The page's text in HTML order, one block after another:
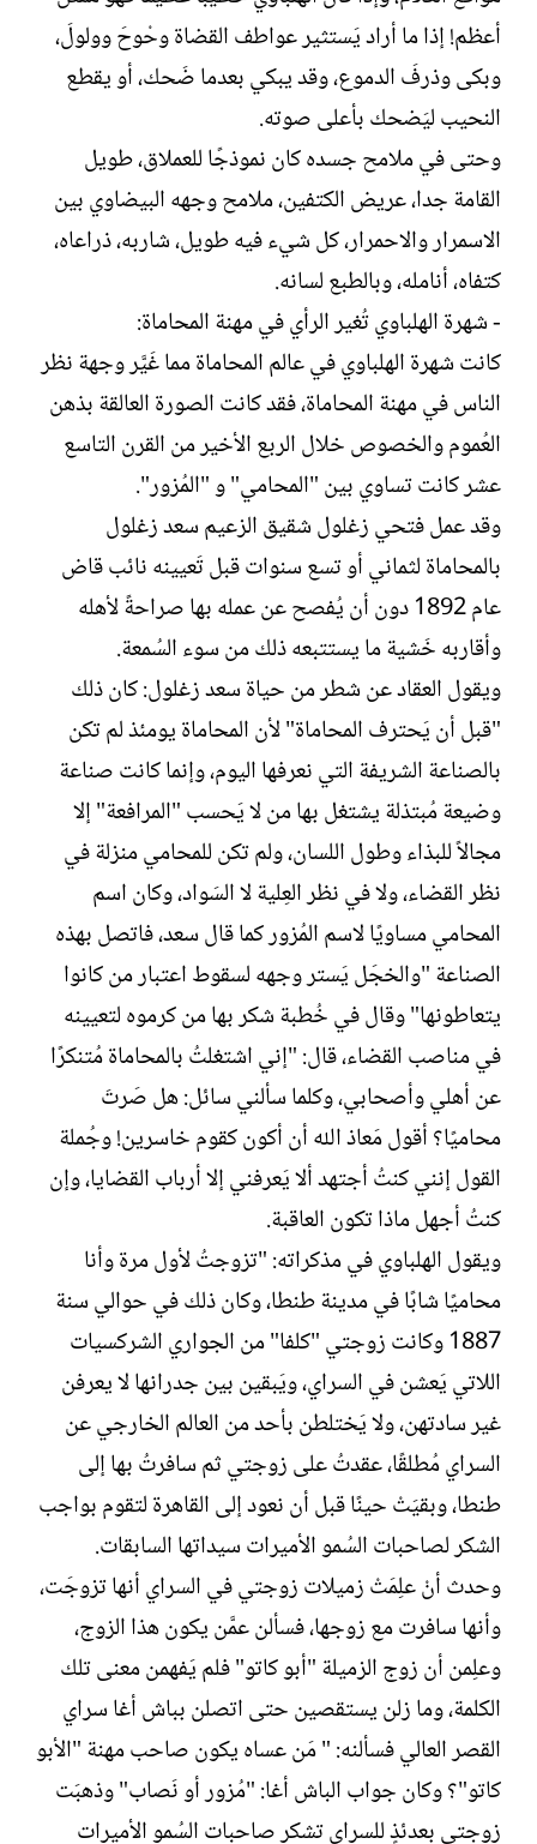
أعظم! إذا ما أراد يَستثير عواطف القضاة وحْوحَ وولولَ،
وبكى وذرفَ الدموع، وقد يبكي بعدما ضَحك، أو يقطع
النحيب ليَضحك بأعلى صوته.
وحتى في ملامح جسده كان نموذجًا للعملاق، طويل
القامة جدا، عريض الكتفين، ملامح وجهه البيضاوي بين
الاسمرار والاحمرار، كل شيء فيه طويل، شاربه، ذراعاه،
كتفاه، أنامله، وبالطبع لسانه.
- شهرة الهلباوي تُغير الرأي في مهنة المحاماة:
كانت شهرة الهلباوي في عالم المحاماة مما غَيَّر وجهة نظر
الناس في مهنة المحاماة، فقد كانت الصورة العالقة بذهن
العُموم والخصوص خلال الربع الأخير من القرن التاسع
عشر كانت تساوي بين "المحامي" و "المُزور".
وقد عمل فتحي زغلول شقيق الزعيم سعد زغلول
بالمحاماة لثماني أو تسع سنوات قبل تَعيينه نائب قاض
عام 1892 دون أن يُفصح عن عمله بها صراحةً لأهله
وأقاربه خَشية ما يستتبعه ذلك من سوء السُمعة.
ويقول العقاد عن شطر من حياة سعد زغلول: كان ذلك
"قبل أن يَحترف المحاماة" لأن المحاماة يومئذ لم تكن
بالصناعة الشريفة التي نعرفها اليوم، وإنما كانت صناعة
وضيعة مُبتذلة يشتغل بها من لا يَحسب "المرافعة" إلا
مجالاً للبذاء وطول اللسان، ولم تكن للمحامي منزلة في
نظر القضاء، ولا في نظر العِلية لا السَواد، وكان اسم
المحامي مساويًا لاسم المُزور كما قال سعد، فاتصل بهذه
الصناعة "والخجَل يَستر وجهه لسقوط اعتبار من كانوا
يتعاطونها" وقال في خُطبة شكر بها من كرموه لتعيينه
في مناصب القضاء، قال: "إني اشتغلتُ بالمحاماة مُتنكرًا
عن أهلي وأصحابي، وكلما سألني سائل: هل صَرتَ
محاميًا؟ أقول مَعاذ الله أن أكون كقوم خاسرين! وجُملة
القول إنني كنتُ أجتهد ألا يَعرفني إلا أرباب القضايا، وإن
كنتُ أجهل ماذا تكون العاقبة.
ويقول الهلباوي في مذكراته: "تزوجتُ لأول مرة وأنا
محاميًا شابًا في مدينة طنطا، وكان ذلك في حوالي سنة
1887 وكانت زوجتي "كلفا" من الجواري الشركسيات
اللاتي يَعشن في السراي، ويَبقين بين جدرانها لا يعرفن
غير سادتهن، ولا يَختلطن بأحد من العالم الخارجي عن
السراي مُطلقًا، عقدتُ على زوجتي ثم سافرتُ بها إلى
طنطا، وبقيَتْ حينًا قبل أن نعود إلى القاهرة لتقوم بواجب
الشكر لصاحبات السُمو الأميرات سيداتها السابقات.
وحدث أنْ علِمَتْ زميلات زوجتي في السراي أنها تزوجَت،
وأنها سافرت مع زوجها، فسألن عمَّن يكون هذا الزوج،
وعلِمن أن زوج الزميلة "أبو كاتو" فلم يَفهمن معنى تلك
الكلمة، وما زلن يستقصين حتى اتصلن بباش أغا سراي
القصر العالي فسألنه: " مَن عساه يكون صاحب مهنة "الأبو
كاتو"؟ وكان جواب الباش أغا: "مُزور أو نَصاب" وذهبَت
زوجتي بعدئذٍ للسراي تشكر صاحبات السُمو الأميرات